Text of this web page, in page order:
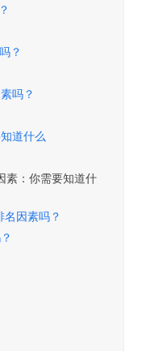
？
吗？
道什么
素：你需要知道什
因素吗？